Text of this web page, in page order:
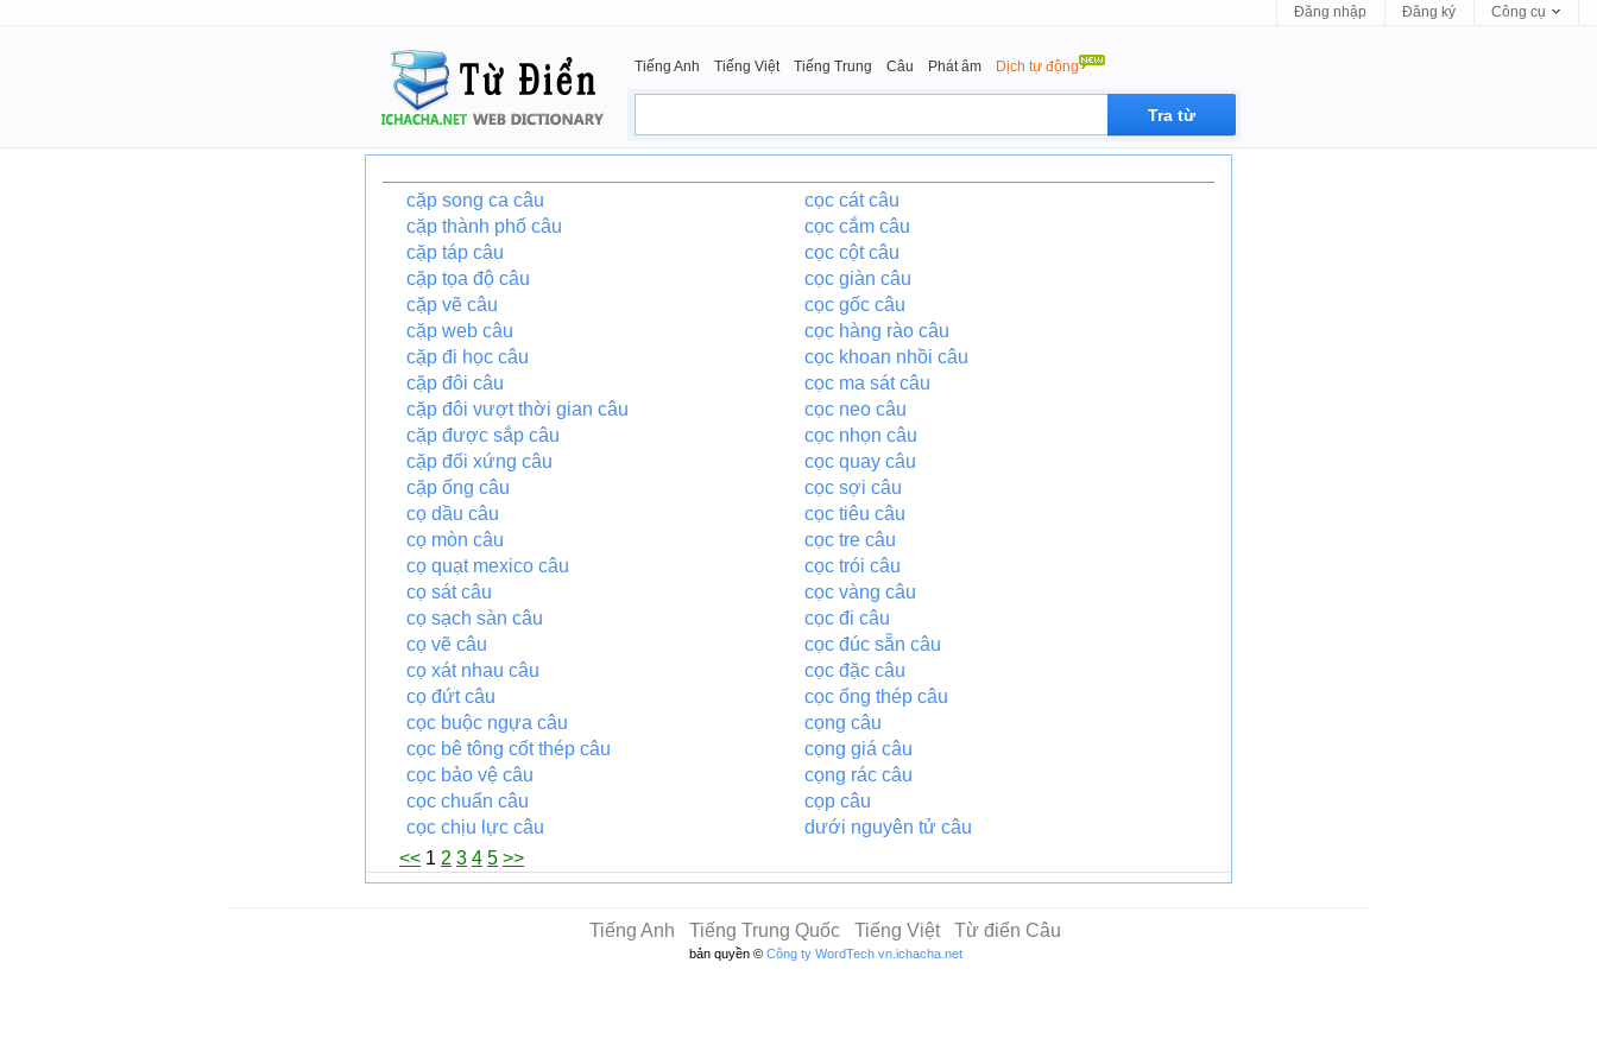
Đăng nhập Đăng ký Công cụ
Tiếng Anh Tiếng Việt Tiếng Trung Câu Phát âm Dịch tự động
cặp song ca câu
cặp thành phố câu
cặp táp câu
cặp tọa độ câu
cặp vẽ câu
cặp web câu
cặp đi học câu
cặp đôi câu
cặp đôi vượt thời gian câu
cặp được sắp câu
cặp đối xứng câu
cặp ống câu
cọ dầu câu
cọ mòn câu
cọ quạt mexico câu
cọ sát câu
cọ sạch sàn câu
cọ vẽ câu
cọ xát nhau câu
cọ đứt câu
cọc buộc ngựa câu
cọc bê tông cốt thép câu
cọc bảo vệ câu
cọc chuẩn câu
cọc chịu lực câu
cọc cát câu
cọc cắm câu
cọc cột câu
cọc giàn câu
cọc gốc câu
cọc hàng rào câu
cọc khoan nhồi câu
cọc ma sát câu
cọc neo câu
cọc nhọn câu
cọc quay câu
cọc sợi câu
cọc tiêu câu
cọc tre câu
cọc trói câu
cọc vàng câu
cọc đi câu
cọc đúc sẵn câu
cọc đặc câu
cọc ống thép câu
cọng câu
cọng giá câu
cọng rác câu
cọp câu
dưới nguyên tử câu
<< 1 2 3 4 5 >>
Tiếng Anh Tiếng Trung Quốc Tiếng Việt Từ điển Câu
bản quyền © Công ty WordTech vn.ichacha.net